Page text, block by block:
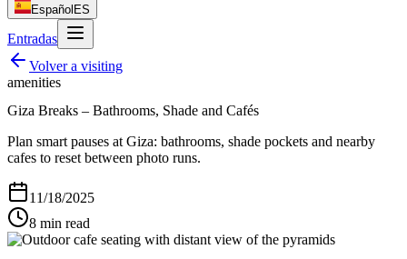
Español ES
Entradas
Volver a visiting
amenities
Giza Breaks – Bathrooms, Shade and Cafés
Plan smart pauses at Giza: bathrooms, shade pockets and nearby
cafes to reset between photo runs.
11/18/2025
8 min read